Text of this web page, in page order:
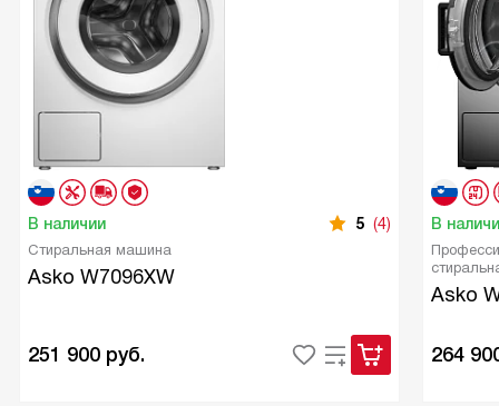
В наличии 5 (4)
Стиральная машина
Asko W7096XW
251 900 руб.
В
Asko
264